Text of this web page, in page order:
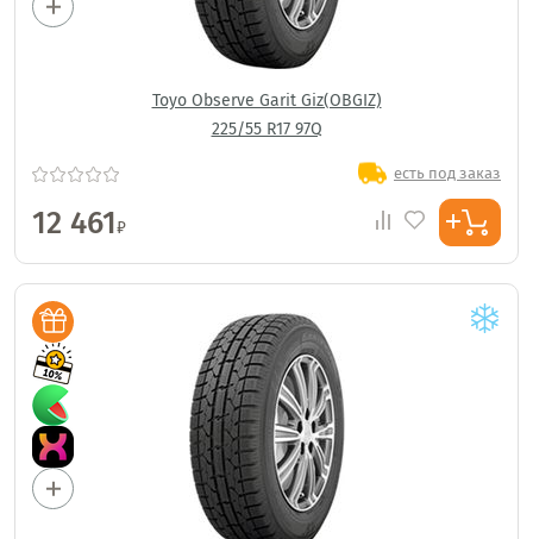
Toyo Observe Garit Giz(OBGIZ)
225/55 R17 97Q
есть под заказ
12 461₽